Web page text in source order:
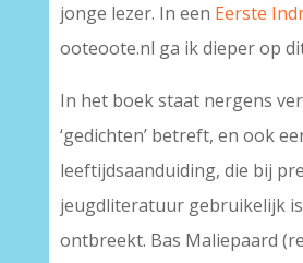
jonge lezer. In een Eerste
ooteoote.nl ga ik dieper op
In het boek staat nergens
‘gedichten’ betreft, en ook
leeftijdsaanduiding, die bij
jeugdliteratuur gebruikelijk is
ontbreekt. Bas Maliepaard